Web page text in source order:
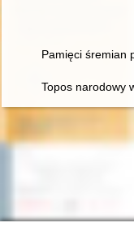
Pamięci śremian
Topos narodowy